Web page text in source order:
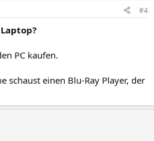
#4
PC kaufen.
schaust einen Blu-Ray Player, der